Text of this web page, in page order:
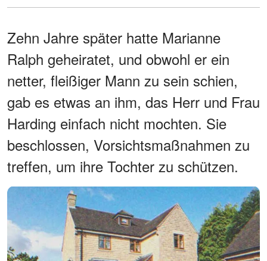
Zehn Jahre später hatte Marianne
Ralph geheiratet, und obwohl er ein
netter, fleißiger Mann zu sein schien,
gab es etwas an ihm, das Herr und Frau
Harding einfach nicht mochten. Sie
beschlossen, Vorsichtsmaßnahmen zu
treffen, um ihre Tochter zu schützen.